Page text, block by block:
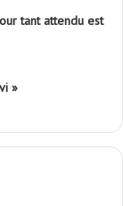
tant attendu est
vi »